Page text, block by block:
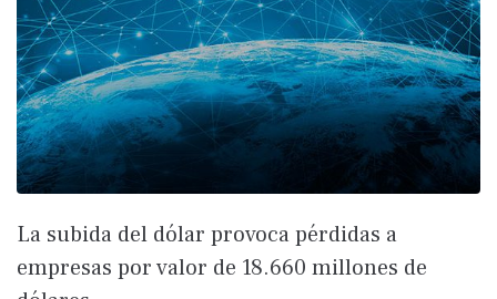
La subida del dólar provoca pérdidas a
empresas por valor de 18.660 millones de